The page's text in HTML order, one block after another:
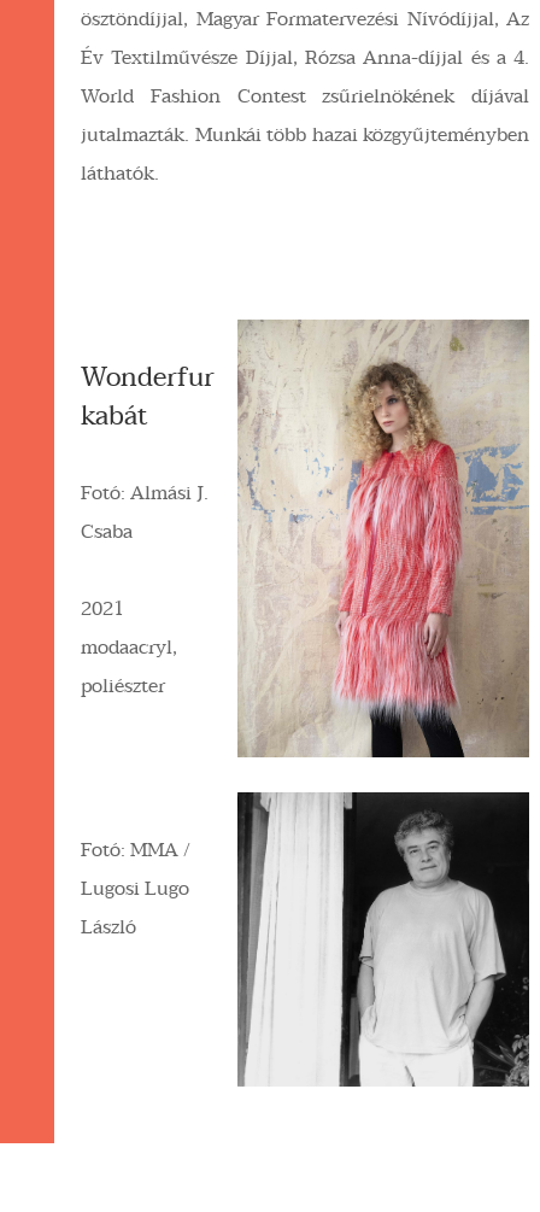
ösztöndíjjal, Magyar Formatervezési Nívódíjjal, Az
Év Textilművésze Díjjal, Rózsa Anna-díjjal és a 4.
World Fashion Contest zsűrielnökének díjával
jutalmazták. Munkái több hazai közgyűjteményben
láthatók.
Wonderfur
kabát
Fotó: Almási J.
Csaba
2021
modaacryl,
poliészter
Fotó: MMA /
Lugosi Lugo
László